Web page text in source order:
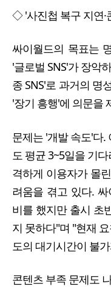
◇ '사진첩 복구 지연·
싸이월드의 목표는
'글로벌 SNS'가 장악
종 SNS'로 과거의 명
'장기 흥행'에 의문을
문제는 '개발 속도'다.
도 평균 3~5일을 기
격하게 이용자가 몰
려움을 겪고 있다.
비를 했지만 출시 초
지 못하다"며 "현재
도의 대기시간이 불
콘텐츠 부족 문제도